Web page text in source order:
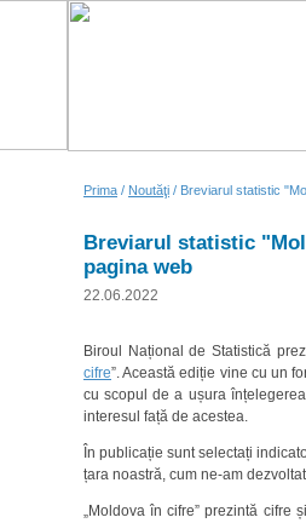
Prima / Noutăţi / Breviarul statistic
Breviarul statistic
pagina web
22.06.2022
Biroul Național de Statistică
cifre”. Această ediție vine cu un
cu scopul de a ușura
interesul față de acestea.
În publicație sunt selectați
țara noastră, cum ne-am
„Moldova în cifre” prezintă cifre